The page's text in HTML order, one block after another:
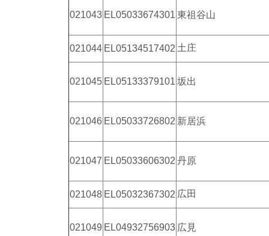
021043 EL05033674301 東祖谷山
021044 EL05134517402 土庄
021045 EL05133379101 坂出
021046 EL05033726802 新居浜
021047 EL05033606302 丹原
021048 EL05032367302 広田
021049 EL04932756903 広見